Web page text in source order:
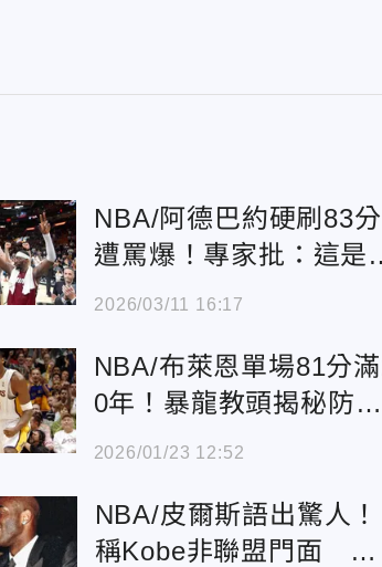
NBA/阿德巴約硬刷83分
遭罵爆！專家批：這是
辱Kobe的81分
2026/03/11 16:17
NBA/布萊恩單場81分
0年！暴龍教頭揭秘防守
全沒用
2026/01/23 12:52
NBA/皮爾斯語出驚人！
稱Kobe非聯盟門面 歷